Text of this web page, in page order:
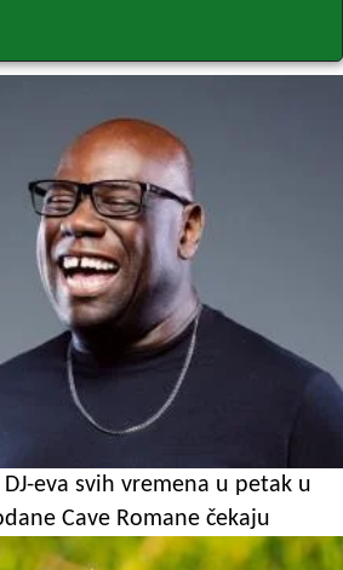
eva svih vremena u petak u
Cave Romane čekaju